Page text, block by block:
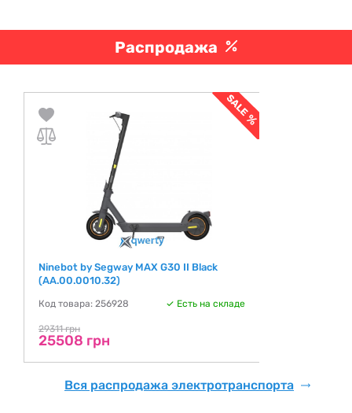
Распродажа
Ninebot by Segway MAX G30 II Black
(AA.00.0010.32)
Код товара: 256928 Есть на складе
29311 грн
25508 грн
Вся распродажа электротранспорта